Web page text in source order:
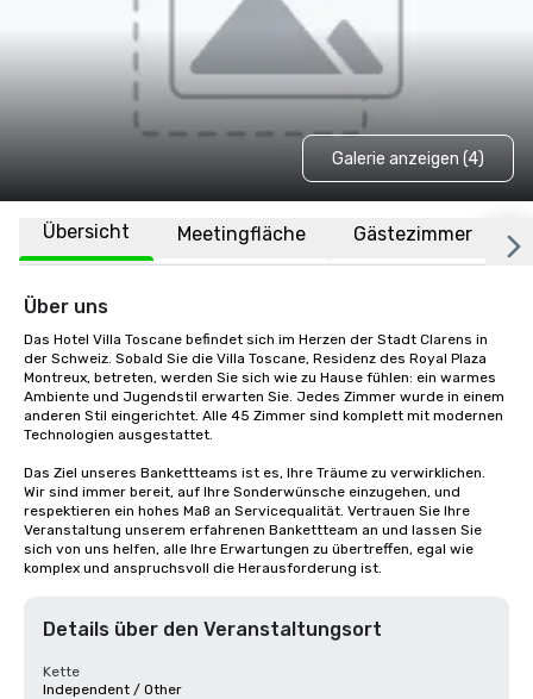
Galerie anzeigen (4)
Übersicht Meetingfläche Gästezimmer
Über uns
Das Hotel Villa Toscane befindet sich im Herzen der Stadt Clarens in
der Schweiz. Sobald Sie die Villa Toscane, Residenz des Royal Plaza
Montreux, betreten, werden Sie sich wie zu Hause fühlen: ein warmes
Ambiente und Jugendstil erwarten Sie. Jedes Zimmer wurde in einem
anderen Stil eingerichtet. Alle 45 Zimmer sind komplett mit modernen
Technologien ausgestattet.
Das Ziel unseres Bankettteams ist es, Ihre Träume zu verwirklichen.
Wir sind immer bereit, auf Ihre Sonderwünsche einzugehen, und
respektieren ein hohes Maß an Servicequalität. Vertrauen Sie Ihre
Veranstaltung unserem erfahrenen Bankettteam an und lassen Sie
sich von uns helfen, alle Ihre Erwartungen zu übertreffen, egal wie
komplex und anspruchsvoll die Herausforderung ist.
Details über den Veranstaltungsort
Kette
Independent / Other